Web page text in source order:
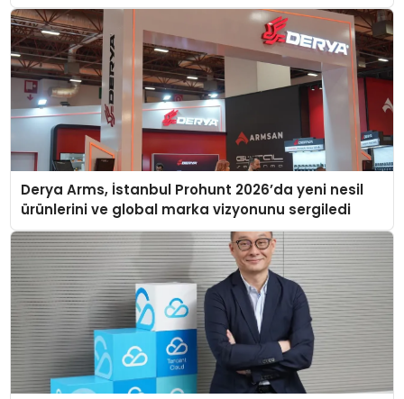
Derya Arms, İstanbul Prohunt 2026’da yeni nesil
ürünlerini ve global marka vizyonunu sergiledi